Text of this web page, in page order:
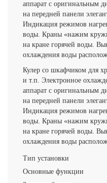
аппарат с оригинальным
на передней панели
Индикация режимов
воды. Краны «нажим
на кране горячей воды.
охлаждения воды
Кулер со шкафчиком для
и т.п. Электронное
аппарат с оригинальным
на передней панели
Индикация режимов
воды. Краны «нажим
на кране горячей воды.
охлаждения воды
Тип установки
Основные функции